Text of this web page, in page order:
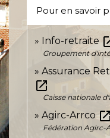
Pour en savoir
Info-retraite
Groupement
Assurance
open_in_new
Caisse nationale
Agirc-Arrcoopen_in_new
Fédération Agirc-